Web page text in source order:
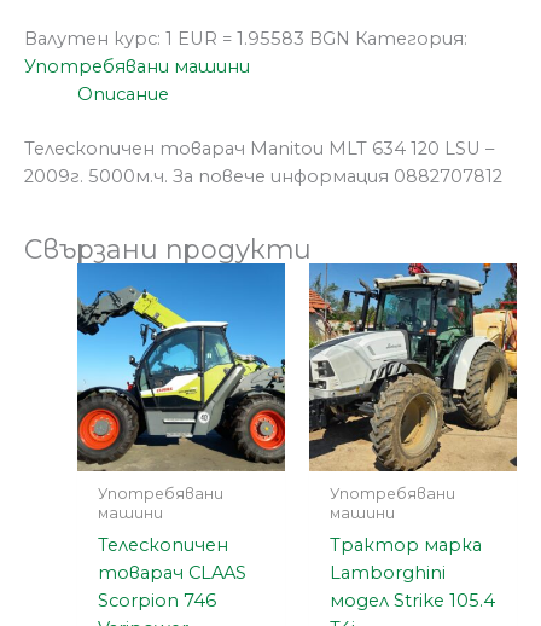
Валутен курс: 1 EUR = 1.95583 BGN Категория:
Употребявани машини
Описание
Телескопичен товарач Manitou MLT 634 120 LSU –
2009г. 5000м.ч. За повече информация 0882707812
Свързани продукти
Употребявани
машини
Телескопичен
товарач CLAAS
Scorpion 746
Употребявани
машини
Трактор марка
Lamborghini
модел Strike 105.4